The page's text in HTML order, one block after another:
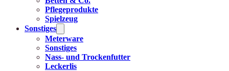
Pflegeprodukte
Spielzeug
Sonstiges
Meterware
Sonstiges
Nass- und Trockenfutter
Leckerlis